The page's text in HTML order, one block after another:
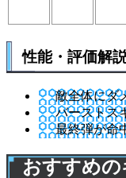
性能・評価解
敵全体にダ
バーストス
最終弾が命
おすすめ